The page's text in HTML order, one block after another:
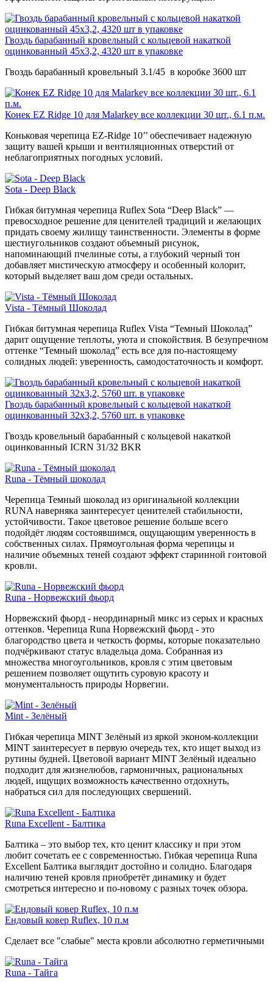
Гвоздь барабанный кровельный с кольцевой накаткой
оцинкованный 45х3,2, 4320 шт в упаковке
Гвоздь барабанный кровельный 3.1/45 в коробке 3600 шт
Конек EZ Ridge 10 для Malarkey все коллекции 30 шт., 6.1 п.м.
Коньковая черепица EZ-Ridge 10’’ обеспечивает надежную
защиту вашей крыши и вентиляционных отверстий от
неблагоприятных погодных условий.
Sota - Deep Black
Гибкая битумная черепица Ruflex Sota “Deep Black” —
превосходное решение для ценителей традиций и желающих
придать своему жилищу таинственности. Элементы в форме
шестиугольников создают объемный рисунок,
напоминающий пчелиные соты, а глубокий черный тон
добавляет мистическую атмосферу и особенный колорит,
который выделяет ваш дом среди остальных.
Vista - Тёмный Шоколад
Гибкая битумная черепица Ruflex Vista “Темный Шоколад”
дарит ощущение теплоты, уюта и спокойствия. В безупречном
оттенке “Темный шоколад” есть все для по-настоящему
солидных людей: уверенность, самодостаточность и комфорт.
Гвоздь барабанный кровельный с кольцевой накаткой
оцинкованный 32х3,2, 5760 шт. в упаковке
Гвоздь кровельный барабанный с кольцевой накаткой
оцинкованный ICRN 31/32 BKR
Runa - Тёмный шоколад
Черепица Темный шоколад из оригинальной коллекции
RUNA наверняка заинтересует ценителей стабильности,
устойчивости. Такое цветовое решение больше всего
подойдёт людям состоявшимся, ощущающим уверенность в
собственных силах. Прямоугольная форма черепицы и
наличие объемных теней создают эффект старинной гонтовой
кровли.
Runa - Норвежский фьорд
Норвежский фьорд - неординарный микс из серых и красных
оттенков. Черепица Runa Норвежский фьорд - это
благородство цвета и четкость формы, которые показательно
подчёркивают статус владельца дома. Собранная из
множества многоугольников, кровля с этим цветовым
решением позволяет ощутить суровую красоту и
монументальность природы Норвегии.
Mint - Зелёный
Гибкая черепица MINT Зелёный из яркой эконом-коллекции
MINT заинтересует в первую очередь тех, кто ищет выход из
рутины будней. Цветовой вариант MINT Зелёный идеально
подходит для жизнелюбов, гармоничных, рациональных
людей, ищущих возможность качественно отдохнуть,
набраться сил для последующих свершений.
Runa Excellent - Балтика
Балтика – это выбор тех, кто ценит классику и при этом
любит сочетать ее с современностью. Гибкая черепица Runa
Excellent Балтика выглядит достойно и солидно. Благодаря
наличию теней кровля приобретёт динамику и будет
смотреться интересно и по-новому с разных точек обзора.
Ендовый ковер Ruflex, 10 п.м
Сделает все "слабые" места кровли абсолютно герметичными
Runa - Тайга